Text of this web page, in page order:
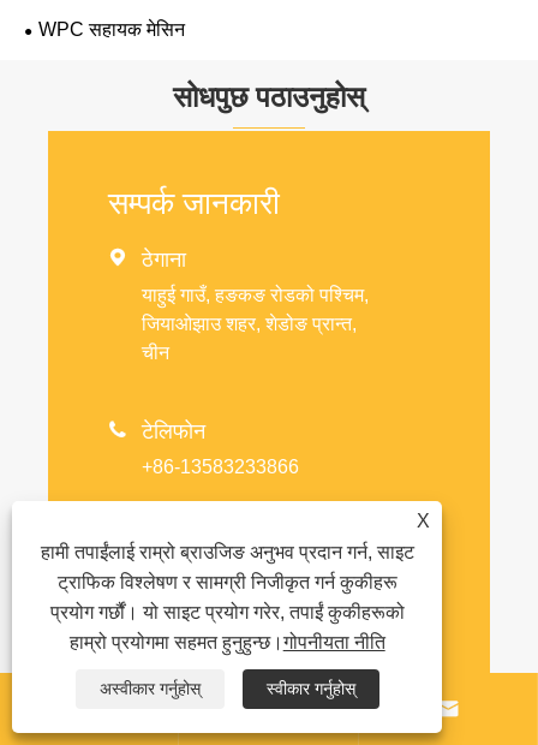
WPC सहायक मेसिन
सोधपुछ पठाउनुहोस्
सम्पर्क जानकारी
 ठेगाना
याहुई गाउँ, हङकङ रोडको पश्चिम,
जियाओझाउ शहर, शेडोङ प्रान्त,
चीन
 टेलिफोन
+86-13583233866
 इ-मेल
info@ytplasticmachine.com
WPC मेसिनहरू, पाइप मेसिनहरू, प्रोफाइल
 
X
हामी तपाईंलाई राम्रो ब्राउजिङ अनुभव प्रदान गर्न, साइट
ट्राफिक विश्लेषण र सामग्री निजीकृत गर्न कुकीहरू
प्रयोग गर्छौं। यो साइट प्रयोग गरेर, तपाईं कुकीहरूको
हाम्रो प्रयोगमा सहमत हुनुहुन्छ।गोपनीयता नीति
अस्वीकार गर्नुहोस् स्वीकार गर्नुहोस्